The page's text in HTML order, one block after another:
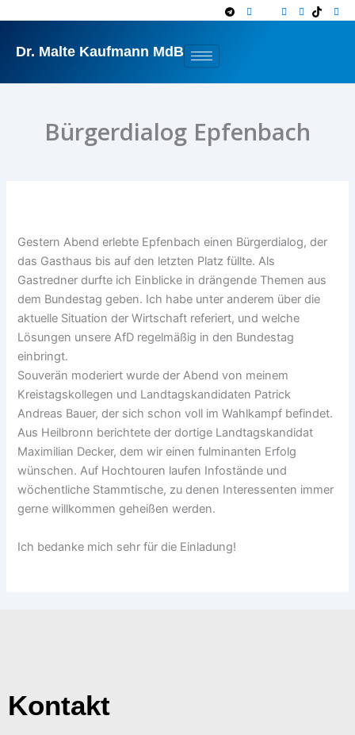
springen
Dr. Malte Kaufmann MdB
Bürgerdialog Epfenbach
Gestern Abend erlebte Epfenbach einen Bürgerdialog, der
das Gasthaus bis auf den letzten Platz füllte. Als
Gastredner durfte ich Einblicke in drängende Themen aus
dem Bundestag geben. Ich habe unter anderem über die
aktuelle Situation der Wirtschaft referiert, und welche
Lösungen unsere AfD regelmäßig in den Bundestag
einbringt.
Souverän moderiert wurde der Abend von meinem
Kreistagskollegen und Landtagskandidaten Patrick
Andreas Bauer, der sich schon voll im Wahlkampf befindet.
Aus Heilbronn berichtete der dortige Landtagskandidat
Maximilian Decker, dem wir einen fulminanten Erfolg
wünschen. Auf Hochtouren laufen Infostände und
wöchentliche Stammtische, zu denen Interessenten immer
gerne willkommen geheißen werden.
Ich bedanke mich sehr für die Einladung!
Kontakt